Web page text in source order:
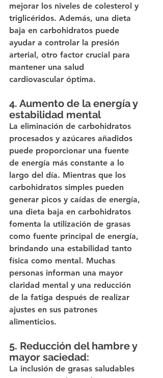
mejorar los niveles de colesterol y
triglicéridos. Además, una dieta
baja en carbohidratos puede
ayudar a controlar la presión
arterial, otro factor crucial para
mantener una salud
cardiovascular óptima.
4. Aumento de la energía y
estabilidad mental
La eliminación de carbohidratos
procesados y azúcares añadidos
puede proporcionar una fuente
de energía más constante a lo
largo del día. Mientras que los
carbohidratos simples pueden
generar picos y caídas de energía,
una dieta baja en carbohidratos
fomenta la utilización de grasas
como fuente principal de energía,
brindando una estabilidad tanto
física como mental. Muchas
personas informan una mayor
claridad mental y una reducción
de la fatiga después de realizar
ajustes en sus patrones
alimenticios.
5. Reducción del hambre y
mayor saciedad:
La inclusión de grasas saludables